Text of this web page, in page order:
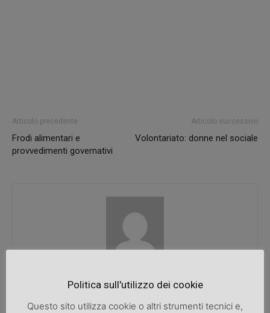
Articolo precedente
Frodi alimentari e
provvedimenti governativi
Articolo successivo
Volontariato: donne nel sociale
Politica sull'utilizzo dei cookie
Questo sito utilizza cookie o altri strumenti tecnici e,